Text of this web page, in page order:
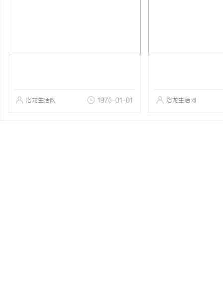
洛龙生活网 1970-01-01 洛龙生活网